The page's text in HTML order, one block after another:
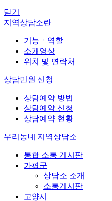
닫기
지역상담소란
기능ㆍ역할
소개영상
위치 및 연락처
상담민원 신청
상담예약 방법
상담예약 신청
상담예약 현황
우리동네 지역상담소
통합 소통 게시판
가평군
상담소 소개
소통게시판
고양시